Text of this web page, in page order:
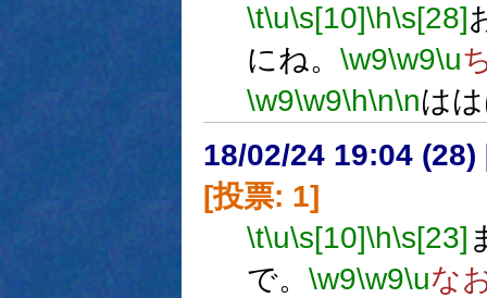
\t\u\s[10]\h\s[28]
にね。 \w9\w9\u
\w9\w9\h\n\nは
18/02/24 19:04 (28)
[投票: 1]
\t\u\s[10]\h\s[23]
で。 \w9\w9\uな